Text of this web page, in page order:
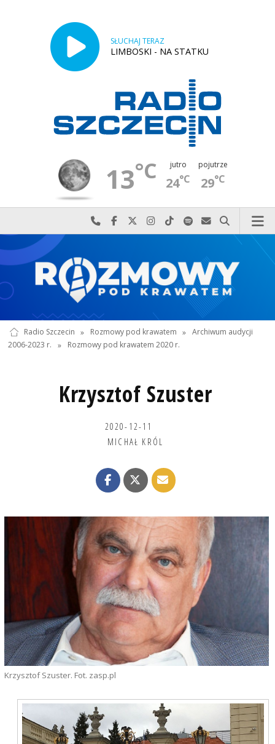
SŁUCHAJ TERAZ
LIMBOSKI - NA STATKU
13°C jutro
24°C
pojutrze
29°C
Najlepiej po prostu do nas zadzwoń
Odwiedź nas na Facebook-u
Odwiedź nas na X
Odwiedź nas na Instagram-ie
Odwiedź nas na TikTok-u
Szukaj nas na Spotify
Wyślij do nas
Szukaj
Radio Szczecin » Rozmowy pod krawatem » Archiwum audycji
2006-2023 r.
» Rozmowy pod krawatem 2020 r.
Krzysztof Szuster
2020-12-11
MICHAŁ KRÓL
Krzysztof Szuster. Fot. zasp.pl